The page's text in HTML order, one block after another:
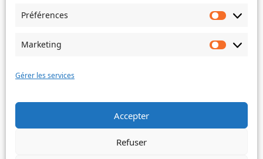
Préférences
Marketing
Gérer les services
Accepter
Refuser
Objet
Envoyer